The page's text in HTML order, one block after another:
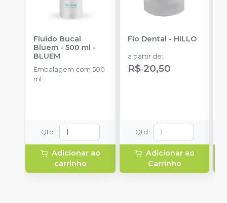
Fluido Bucal
Bluem - 500 ml -
BLUEM
Embalagem com 500
ml
Qtd :
Adicionar ao
carrinho
Fio Dental - HILLO
a partir de:
R$ 20,50
Qtd :
Adicionar ao
Carrinho